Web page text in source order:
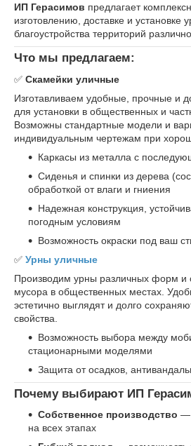
ИП Герасимов предлагает
изготовлению, доставке и установке
благоустройства территорий
Что мы предлагаем:
✅ Скамейки уличные
Изготавливаем удобные, прочные и
для установки в общественных и
Возможны стандартные модели и
индивидуальным чертежам при
Каркасы из металла с
Сиденья и спинки из дерева
обработкой от влаги и гниения
Надежная конструкция,
погодным условиям
Возможность окраски под ваш
✅ Урны уличные
Производим урны различных форм и
мусора в общественных местах.
эстетично выглядят и долго
свойства.
Возможность выбора между
стационарными моделями
Защита от осадков,
Почему выбирают ИП
Собственное производство —
на всех этапах